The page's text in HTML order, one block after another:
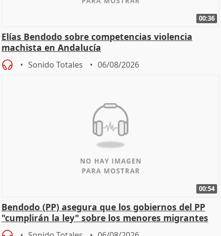
00:36
Elías Bendodo sobre competencias violencia
machista en Andalucía
Sonido Totales 06/08/2026
00:54
Bendodo (PP) asegura que los gobiernos del PP
"cumplirán la ley" sobre los menores migrantes